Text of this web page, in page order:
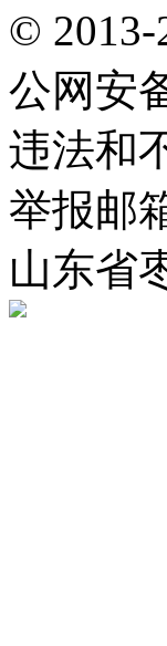
© 2013-
公网安
违法和
举报邮
山东省